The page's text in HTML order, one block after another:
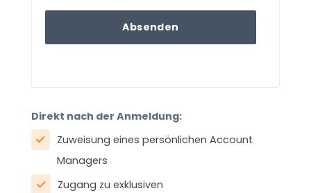
Direkt nach der Anmeldung:
Zuweisung eines persönlichen Account
Managers
Zugang zu exklusiven